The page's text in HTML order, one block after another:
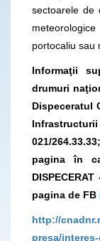
sectoarele de
portocaliu sau
Informaţii
drumuri
Dispeceratul
021/
pagina în
pagina de FB
http://
presa/